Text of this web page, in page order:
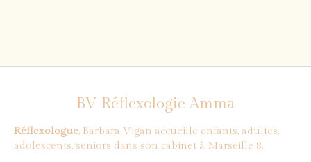
BV Réflexologie Amma
Réflexologue, Barbara Vigan accueille enfants, adultes,
adolescents, seniors dans son cabinet à Marseille 8.